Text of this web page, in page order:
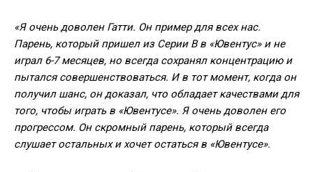
«Я очень доволен Гатти. Он пример для всех нас.
Парень, который пришел из Серии В в «Ювентус» и не
играл 6-7 месяцев, но всегда сохранял концентрацию и
пытался совершенствоваться. И в тот момент, когда он
получил шанс, он доказал, что обладает качествами для
того, чтобы играть в «Ювентусе». Я очень доволен его
прогрессом. Он скромный парень, который всегда
слушает остальных и хочет остаться в «Ювентусе».